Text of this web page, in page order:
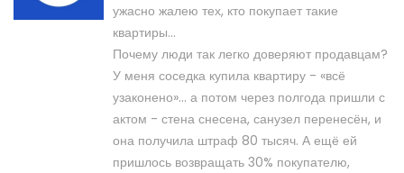
ужасно жалею тех, кто покупает такие
квартиры...
Почему люди так легко доверяют продавцам?
У меня соседка купила квартиру - «всё
узаконено»... а потом через полгода пришли с
актом - стена снесена, санузел перенесён, и
она получила штраф 80 тысяч. А ещё ей
пришлось возвращать 30% покупателю,